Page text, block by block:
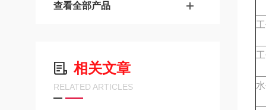
查看全部产品
相关文章
RELATED ARTICLES